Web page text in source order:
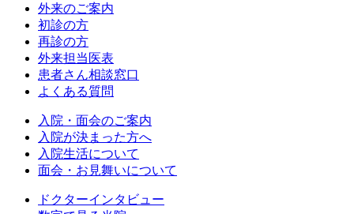
外来のご案内
初診の方
再診の方
外来担当医表
患者さん相談窓口
よくある質問
入院・面会のご案内
入院が決まった方へ
入院生活について
面会・お見舞いについて
ドクターインタビュー